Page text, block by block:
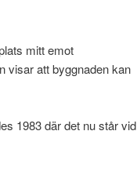
mitt emot
visar att byggnaden kan
1983 där det nu står vid